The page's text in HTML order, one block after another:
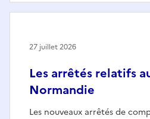
Les arrêtés relatifs
Normandie
Les nouveaux arrêtés de
27 juillet 2026